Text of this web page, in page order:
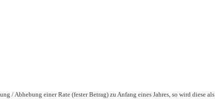
/ Abhebung einer Rate (fester Betrag) zu Anfang eines Jahres, so wird diese als